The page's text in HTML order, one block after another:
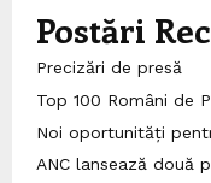
Postări
Precizări de presă
Top 100 Români de
Noi oportunități
ANC lansează două